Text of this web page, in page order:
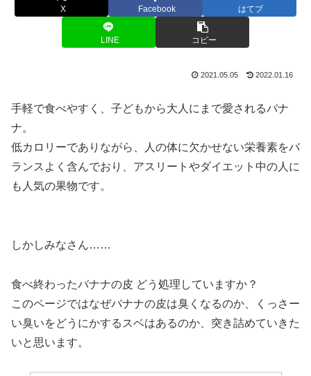
X Facebook はてブ
LINE コピー
2021.05.05 2022.01.16
手軽で食べやすく、子どもから大人にまで愛されるバナ
ナ。
低カロリーでありながら、人の体に欠かせない栄養素をバ
ランスよく含んでおり、アスリートやダイエット中の人に
も人気の果物です。
しかしみなさん……
食べ終わったバナナの皮 どう処理していますか？
このページではなぜバナナの皮は臭くなるのか、くっさー
い臭いをどうにかするスベはあるのか、突き詰めていきた
いと思います。